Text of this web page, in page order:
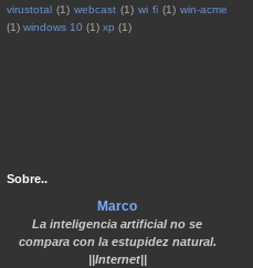
virustotal (1) webcast (1) wi fi (1) win-acme
(1) windows 10 (1) xp (1)
Sobre..
Marco
La inteligencia artificial no se
compara con la estupidez natural.
||Internet||